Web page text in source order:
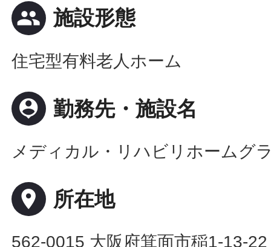
people 施設形態
住宅型有料老人ホーム
person_pin 勤務先・施設名
メディカル・リハビリホームグ
place 所在地
562-0015 大阪府箕面市稲1-13-22